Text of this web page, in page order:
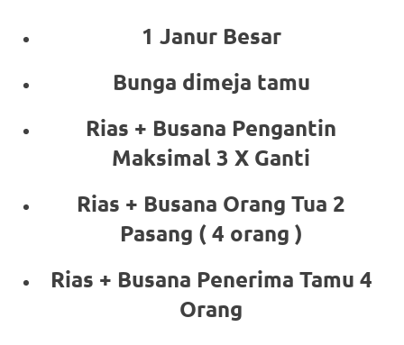
1 Janur Besar
Bunga dimeja tamu
Rias + Busana Pengantin
Maksimal 3 X Ganti
Rias + Busana Orang Tua 2
Pasang ( 4 orang )
Rias + Busana Penerima Tamu 4
Orang